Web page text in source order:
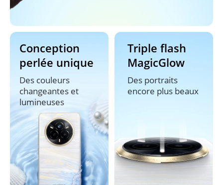
Des portraits
encore plus beaux
Triple flash
MagicGlow
Des couleurs
changeantes et
lumineuses
Conception
perlée unique